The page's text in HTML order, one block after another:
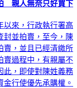
親人無奈只好買下
以來，行政執行署高
封並拍賣，至今，陳
賣，並且已經清繳所
賣過程中，有親屬不
此，即使對陳姓義務
行使優先承購權。